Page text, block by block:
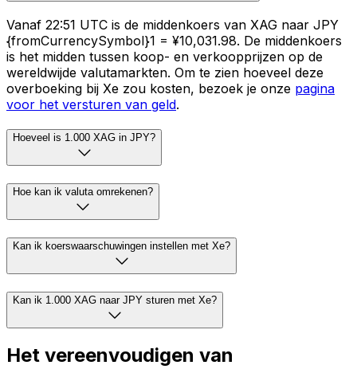
Vanaf 22:51 UTC is de middenkoers van XAG naar JPY
{fromCurrencySymbol}1 = ¥10,031.98. De middenkoers
is het midden tussen koop- en verkoopprijzen op de
wereldwijde valutamarkten. Om te zien hoeveel deze
overboeking bij Xe zou kosten, bezoek je onze pagina
voor het versturen van geld.
Hoeveel is 1.000 XAG in JPY?
Hoe kan ik valuta omrekenen?
Kan ik koerswaarschuwingen instellen met Xe?
Kan ik 1.000 XAG naar JPY sturen met Xe?
Het vereenvoudigen van